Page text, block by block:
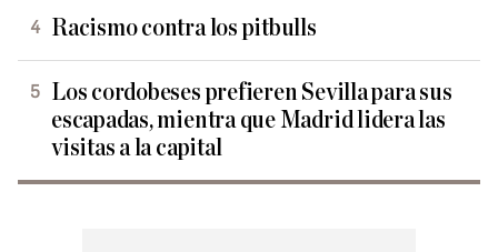
Racismo contra los pitbulls
Los cordobeses prefieren Sevilla para sus
escapadas, mientra que Madrid lidera las
visitas a la capital